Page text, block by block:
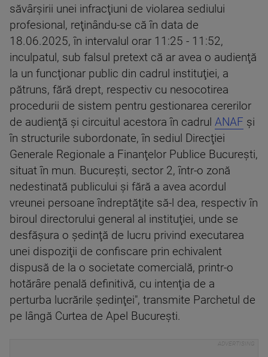
săvârşirii unei infracţiuni de violarea sediului
profesional, reţinându-se că în data de
18.06.2025, în intervalul orar 11:25 - 11:52,
inculpatul, sub falsul pretext că ar avea o audienţă
la un funcţionar public din cadrul instituţiei, a
pătruns, fără drept, respectiv cu nesocotirea
procedurii de sistem pentru gestionarea cererilor
de audienţă şi circuitul acestora în cadrul ANAF şi
în structurile subordonate, în sediul Direcţiei
Generale Regionale a Finanţelor Publice Bucureşti,
situat în mun. Bucureşti, sector 2, într-o zonă
nedestinată publicului şi fără a avea acordul
vreunei persoane îndreptăţite să-l dea, respectiv în
biroul directorului general al instituţiei, unde se
desfăşura o şedinţă de lucru privind executarea
unei dispoziţii de confiscare prin echivalent
dispusă de la o societate comercială, printr-o
hotărâre penală definitivă, cu intenţia de a
perturba lucrările şedinţei", transmite Parchetul de
pe lângă Curtea de Apel Bucureşti.